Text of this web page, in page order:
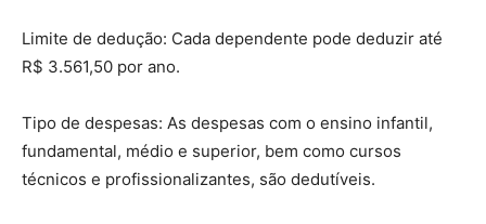
Limite de dedução: Cada dependente pode deduzir até
R$ 3.561,50 por ano.
Tipo de despesas: As despesas com o ensino infantil,
fundamental, médio e superior, bem como cursos
técnicos e profissionalizantes, são dedutíveis.